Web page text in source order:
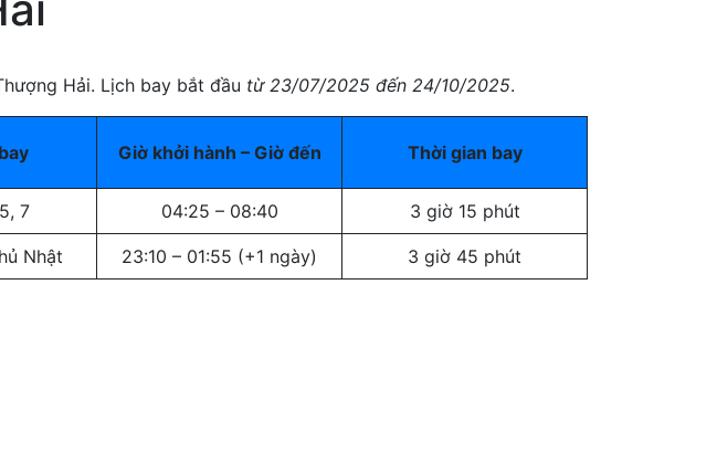
Hải. Lịch bay bắt đầu từ 23/07/2025 đến 24/10/2025.
Giờ khởi hành – Giờ đến Thời gian bay
7 04:25 – 08:40 3 giờ 15 phút
Nhật 23:10 – 01:55 (+1 ngày) 3 giờ 45 phút